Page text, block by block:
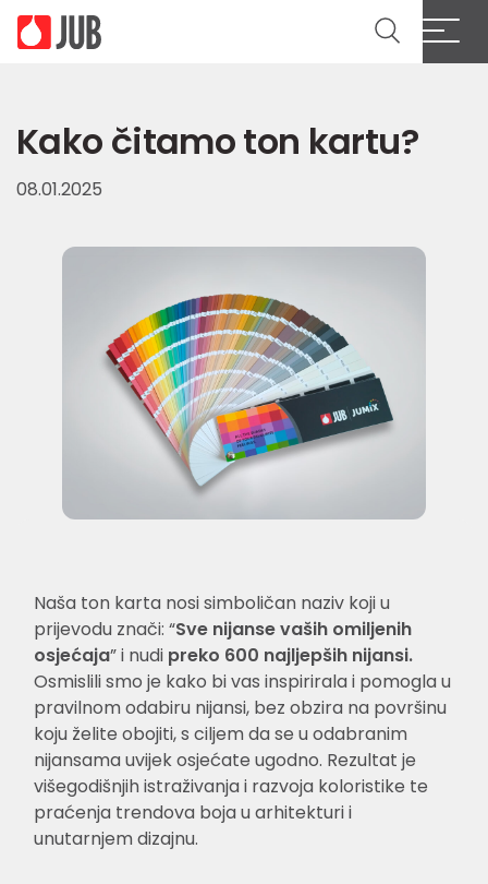
Kako čitamo ton kartu?
08.01.2025
Naša ton karta nosi simboličan naziv koji u
prijevodu znači: “Sve nijanse vaših omiljenih
osjećaja” i nudi preko 600 najljepših nijansi.
Osmislili smo je kako bi vas inspirirala i pomogla u
pravilnom odabiru nijansi, bez obzira na površinu
koju želite obojiti, s ciljem da se u odabranim
nijansama uvijek osjećate ugodno. Rezultat je
višegodišnjih istraživanja i razvoja koloristike te
praćenja trendova boja u arhitekturi i
unutarnjem dizajnu.